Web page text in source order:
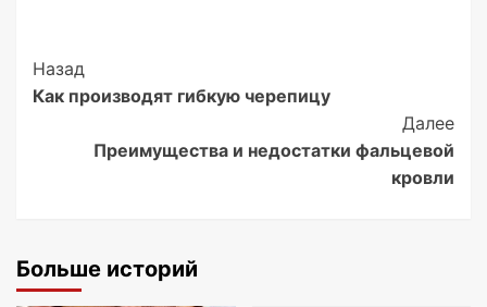
Post
Navigation
Назад
Как производят гибкую черепицу
Далее
Преимущества и недостатки фальцевой
кровли
Больше историй